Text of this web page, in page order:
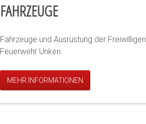
FAHRZEUGE
Fahrzeuge und Ausrüstung der Freiwilligen
Feuerwehr Unken
MEHR INFORMATIONEN